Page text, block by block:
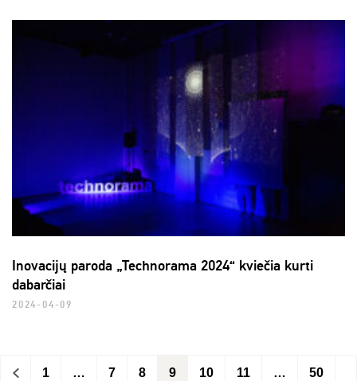
Inovacijų paroda „Technorama 2024“ kviečia kurti
dabarčiai
2024-04-09
< 1 … 7 8 9 10 11 … 50